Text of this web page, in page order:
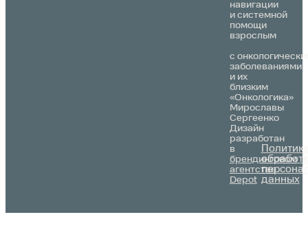
Дизайн
разработан
в
брендинговом
агентстве
Depot
навигации
и системной
помощи
взрослым
с
заболеваниями
и их
близким
«Онкологика»
Мирославы
Сергеенко
данных